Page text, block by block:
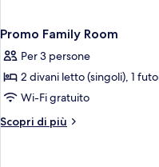
Promo Family Room
Per 3 persone
2 divani letto (singoli), 1
Wi-Fi gratuito
Scopri di più
Altri